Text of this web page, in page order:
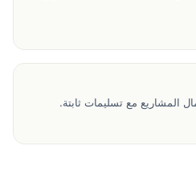
المشاريع مع تسليمات ثابتة.